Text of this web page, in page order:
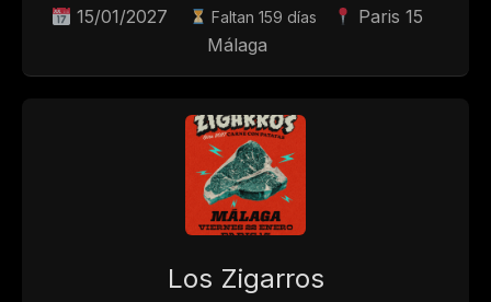
15/01/2027
Faltan 159 días
Paris 15
Málaga
Los Zigarros